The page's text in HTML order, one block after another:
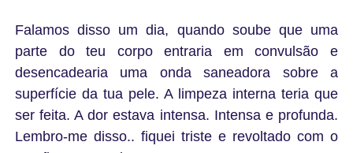
Falamos disso um dia, quando soube que uma
parte do teu corpo entraria em convulsão e
desencadearia uma onda saneadora sobre a
superfície da tua pele. A limpeza interna teria que
ser feita. A dor estava intensa. Intensa e profunda.
Lembro-me disso.. fiquei triste e revoltado com o